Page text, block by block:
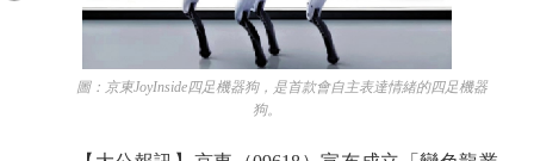
圖：京東JoyInside四足機器狗，是首款會自主表達情緒的四足機器
狗。